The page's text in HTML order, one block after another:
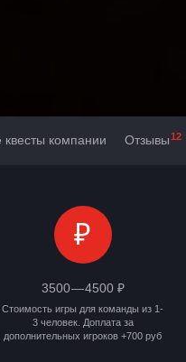
квесты компании Отзывы12
₽
3500 — 4500 ₽
Стоимость игры для команды из 1-
3 человек. Доплата за
дополнительных игроков +700 руб